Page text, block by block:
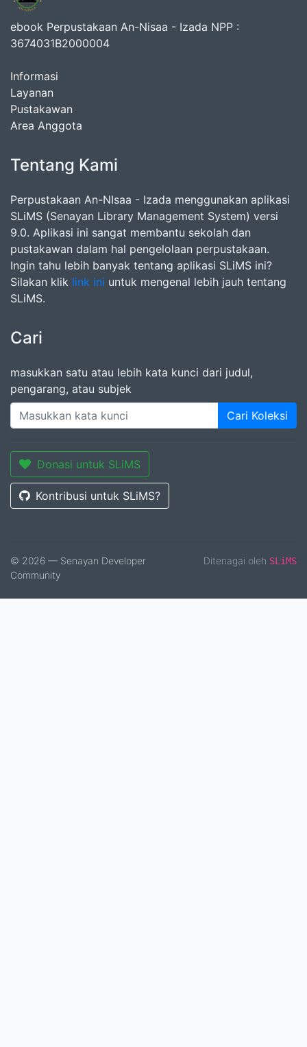
ebook Perpustakaan An-Nisaa - Izada NPP :
3674031B2000004
Informasi
Layanan
Pustakawan
Area Anggota
Tentang Kami
Perpustakaan An-NIsaa - Izada menggunakan aplikasi
SLiMS (Senayan Library Management System) versi
9.0. Aplikasi ini sangat membantu sekolah dan
pustakawan dalam hal pengelolaan perpustakaan.
Ingin tahu lebih banyak tentang aplikasi SLiMS ini?
Silakan klik link ini untuk mengenal lebih jauh tentang
SLiMS.
Cari
masukkan satu atau lebih kata kunci dari judul,
pengarang, atau subjek
Cari Koleksi
Donasi untuk SLiMS
Kontribusi untuk SLiMS?
© 2026 — Senayan Developer
Community
Ditenagai oleh SLiMS